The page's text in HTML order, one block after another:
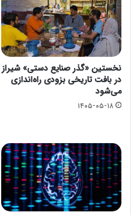
نخستین «گذر صنایع دستی» شیراز
در بافت تاریخی بزودی راه‌اندازی
می‌شود
۱۴۰۵-۰۵-۱۸